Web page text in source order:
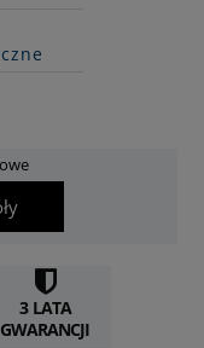
3 LATA
GWARANCJI